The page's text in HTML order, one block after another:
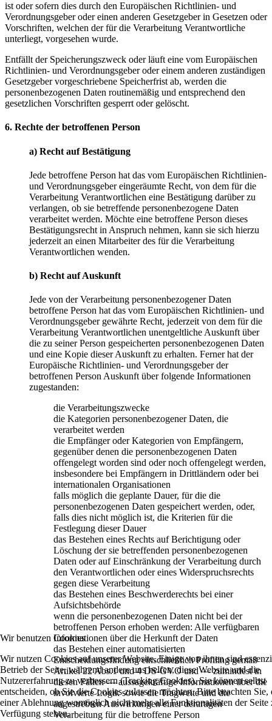
ist oder sofern dies durch den Europäischen Richtlinien- und
Verordnungsgeber oder einen anderen Gesetzgeber in Gesetzen oder
Vorschriften, welchen der für die Verarbeitung Verantwortliche
unterliegt, vorgesehen wurde.
Entfällt der Speicherungszweck oder läuft eine vom Europäischen
Richtlinien- und Verordnungsgeber oder einem anderen zuständigen
Gesetzgeber vorgeschriebene Speicherfrist ab, werden die
personenbezogenen Daten routinemäßig und entsprechend den
gesetzlichen Vorschriften gesperrt oder gelöscht.
6. Rechte der betroffenen Person
a) Recht auf Bestätigung
Jede betroffene Person hat das vom Europäischen Richtlinien-
und Verordnungsgeber eingeräumte Recht, von dem für die
Verarbeitung Verantwortlichen eine Bestätigung darüber zu
verlangen, ob sie betreffende personenbezogene Daten
verarbeitet werden. Möchte eine betroffene Person dieses
Bestätigungsrecht in Anspruch nehmen, kann sie sich hierzu
jederzeit an einen Mitarbeiter des für die Verarbeitung
Verantwortlichen wenden.
b) Recht auf Auskunft
Jede von der Verarbeitung personenbezogener Daten
betroffene Person hat das vom Europäischen Richtlinien- und
Verordnungsgeber gewährte Recht, jederzeit von dem für die
Verarbeitung Verantwortlichen unentgeltliche Auskunft über
die zu seiner Person gespeicherten personenbezogenen Daten
und eine Kopie dieser Auskunft zu erhalten. Ferner hat der
Europäische Richtlinien- und Verordnungsgeber der
betroffenen Person Auskunft über folgende Informationen
zugestanden:
die Verarbeitungszwecke
die Kategorien personenbezogener Daten, die
verarbeitet werden
die Empfänger oder Kategorien von Empfängern,
gegenüber denen die personenbezogenen Daten
offengelegt worden sind oder noch offengelegt werden,
insbesondere bei Empfängern in Drittländern oder bei
internationalen Organisationen
falls möglich die geplante Dauer, für die die
personenbezogenen Daten gespeichert werden, oder,
falls dies nicht möglich ist, die Kriterien für die
Festlegung dieser Dauer
das Bestehen eines Rechts auf Berichtigung oder
Löschung der sie betreffenden personenbezogenen
Daten oder auf Einschränkung der Verarbeitung durch
den Verantwortlichen oder eines Widerspruchsrechts
gegen diese Verarbeitung
das Bestehen eines Beschwerderechts bei einer
Aufsichtsbehörde
wenn die personenbezogenen Daten nicht bei der
betroffenen Person erhoben werden: Alle verfügbaren
Informationen über die Herkunft der Daten
das Bestehen einer automatisierten
Entscheidungsfindung einschließlich Profiling gemäß
Artikel 22 Abs.1 und 4 DS-GVO und — zumindest in
diesen Fällen — aussagekräftige Informationen über die
involvierte Logik sowie die Tragweite und die
angestrebten Auswirkungen einer derartigen
Verarbeitung für die betroffene Person
Wir benutzen Cookies
Wir nutzen Cookies auf unserer Website. Einige von ihnen sind
Betrieb der Seite, während andere uns helfen, diese Website und die
Nutzererfahrung zu verbessern (Tracking Cookies). Sie können selbst
entscheiden, ob Sie die Cookies zulassen möchten. Bitte beachten Sie,
einer Ablehnung womöglich nicht mehr alle Funktionalitäten der Seite
Verfügung stehen.